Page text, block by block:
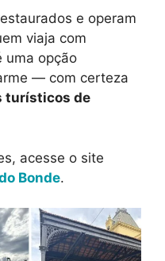
e operam
viaja com
uma opção
— com certeza
turísticos de
acesse o site
Bonde.